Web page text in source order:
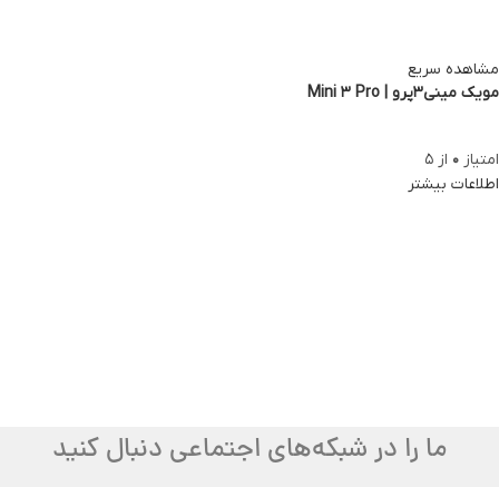
مشاهده سریع
مویک مینی3پرو | Mini 3 Pro
امتیاز 0 از 5
اطلاعات بیشتر
ما را در شبکه‌های اجتماعی دنبال کنید